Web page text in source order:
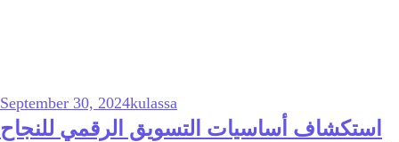
September 30, 2024kulassa
استكشاف أساسيات التسويق الرقمي للنجاح